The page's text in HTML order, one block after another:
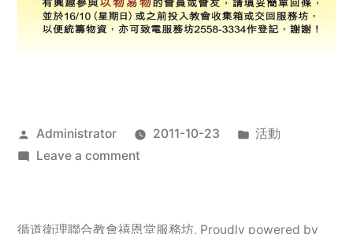
Posted
by
Administrator 2011-10-23
Posted
活動
Leave a commenton
服
循道衛理聯合教會禧恩堂服務坊, Proudly powered by